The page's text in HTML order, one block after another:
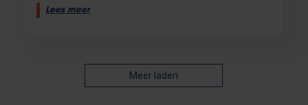
Lees meer
Meer laden